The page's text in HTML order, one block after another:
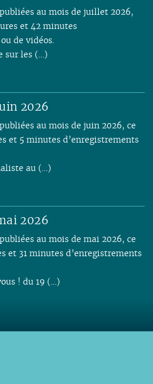
02
01
au mois de juillet 2026,
et 42 minutes
de vidéos.
sur les (…)
2026
au mois de juin 2026, ce
et 5 minutes d’enregistrements
au (…)
2026
au mois de mai 2026, ce
et 31 minutes d’enregistrements
! du 19 (…)